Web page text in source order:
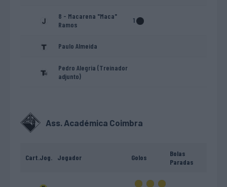
8 - Macarena "Maca"
Ramos
1
Paulo Almeida
Pedro Alegria (Treinador
adjunto)
Ass. Académica Coimbra
Cart.Jog. Jogador Golos
Bolas
Paradas